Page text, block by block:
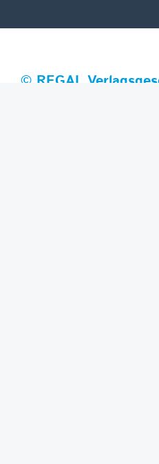
© REGAL